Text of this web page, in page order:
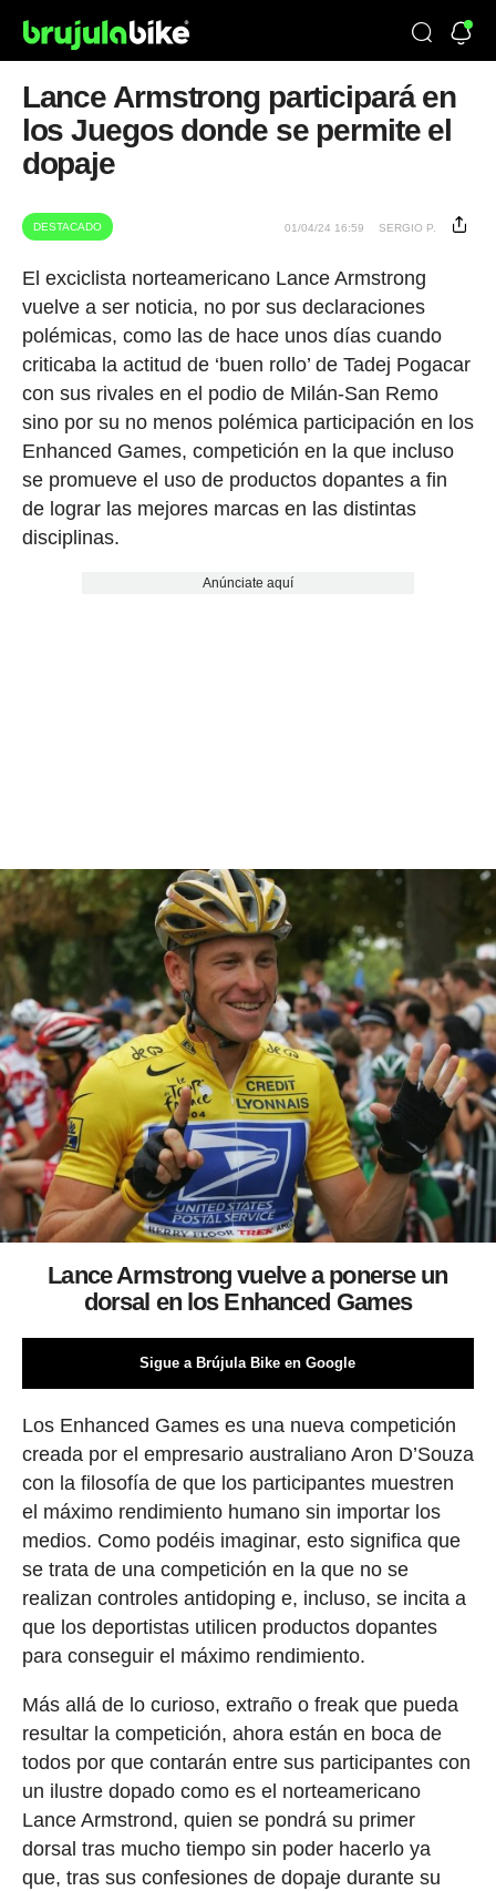
Lance Armstrong participará en
los Juegos donde se permite el
dopaje
DESTACADO 01/04/24 16:59 SERGIO P.
El exciclista norteamericano Lance Armstrong
vuelve a ser noticia, no por sus declaraciones
polémicas, como las de hace unos días cuando
criticaba la actitud de ‘buen rollo’ de Tadej Pogacar
con sus rivales en el podio de Milán-San Remo
sino por su no menos polémica participación en los
Enhanced Games, competición en la que incluso
se promueve el uso de productos dopantes a fin
de lograr las mejores marcas en las distintas
disciplinas.
Anúnciate aquí
Lance Armstrong vuelve a ponerse un
dorsal en los Enhanced Games
Sigue a Brújula Bike en Google
Los Enhanced Games es una nueva competición
creada por el empresario australiano Aron D’Souza
con la filosofía de que los participantes muestren
el máximo rendimiento humano sin importar los
medios. Como podéis imaginar, esto significa que
se trata de una competición en la que no se
realizan controles antidoping e, incluso, se incita a
que los deportistas utilicen productos dopantes
para conseguir el máximo rendimiento.
Más allá de lo curioso, extraño o freak que pueda
resultar la competición, ahora están en boca de
todos por que contarán entre sus participantes con
un ilustre dopado como es el norteamericano
Lance Armstrond, quien se pondrá su primer
dorsal tras mucho tiempo sin poder hacerlo ya
que, tras sus confesiones de dopaje durante su